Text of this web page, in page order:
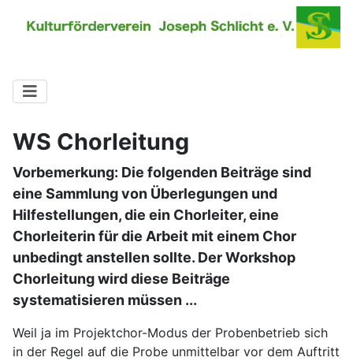
WS Chorleitung
Vorbemerkung: Die folgenden Beiträge sind
eine Sammlung von Überlegungen und
Hilfestellungen, die ein Chorleiter, eine
Chorleiterin für die Arbeit mit einem Chor
unbedingt anstellen sollte. Der Workshop
Chorleitung wird diese Beiträge
systematisieren müssen ...
Weil ja im Projektchor-Modus der Probenbetrieb sich
in der Regel auf die Probe unmittelbar vor dem Auftritt